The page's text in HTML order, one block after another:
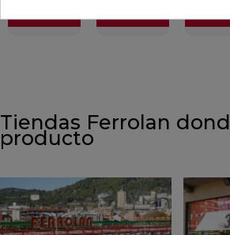
Tiendas Ferrolan
producto